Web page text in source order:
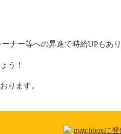
ナー等への昇進で時給UPもあ
う！
ります。